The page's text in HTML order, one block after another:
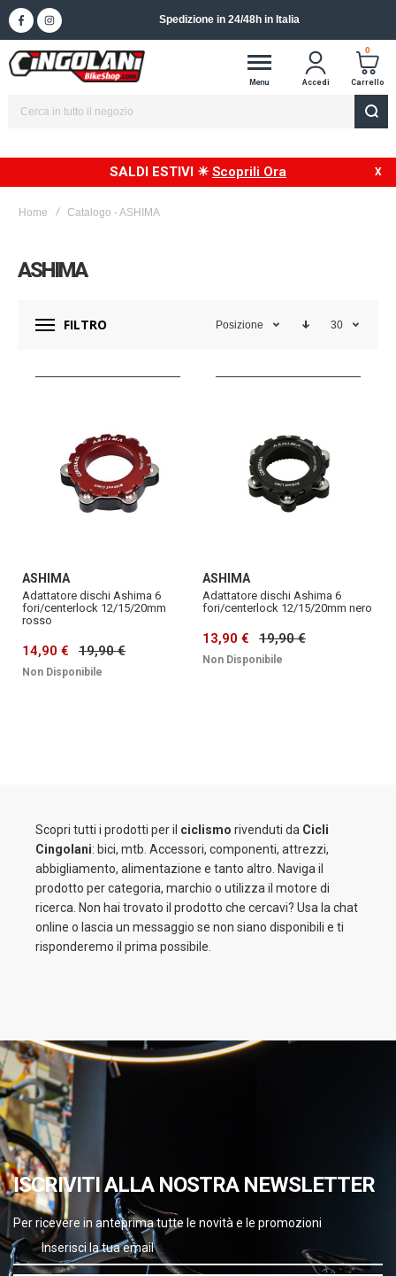
Spedizione in 24/48h in Italia
Menu Accedi
0
Carrello
SALDI ESTIVI ☀ Scoprili Ora
Home Catalogo - ASHIMA
ASHIMA
FILTRO Posizione 30
ASHIMA
Adattatore dischi Ashima 6
fori/centerlock 12/15/20mm
rosso
14,90 € 19,90 €
Non Disponibile
ASHIMA
Adattatore dischi Ashima 6
fori/centerlock 12/15/20mm nero
13,90 € 19,90 €
Non Disponibile
Scopri tutti i prodotti per il ciclismo rivenduti da Cicli
Cingolani: bici, mtb. Accessori, componenti, attrezzi,
abbigliamento, alimentazione e tanto altro. Naviga il
prodotto per categoria, marchio o utilizza il motore di
ricerca. Non hai trovato il prodotto che cercavi? Usa la chat
online o lascia un messaggio se non siano disponibili e ti
risponderemo il prima possibile.
ISCRIVITI ALLA NOSTRA NEWSLETTER
Per ricevere in anteprima tutte le novità e le promozioni